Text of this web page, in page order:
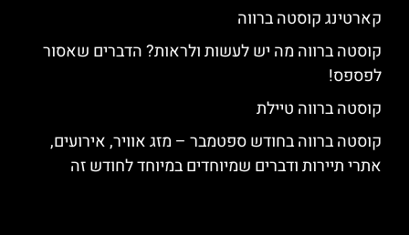
קארטינג קוסטה ברווה
קוסטה ברווה מה יש לעשות ולראות? הדברים שאסור
לפספס!
קוסטה ברווה טיילת
קוסטה ברווה בחודש ספטמבר – מזג אוויר, אירועים,
אתרי תיירות ודברים שמיוחדים במיוחד לחודש זה